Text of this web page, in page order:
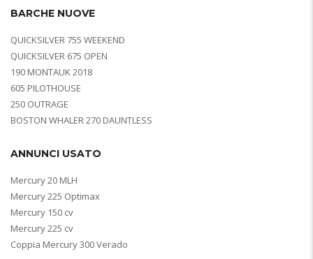
BARCHE NUOVE
QUICKSILVER 755 WEEKEND
QUICKSILVER 675 OPEN
190 MONTAUK 2018
605 PILOTHOUSE
250 OUTRAGE
BOSTON WHALER 270 DAUNTLESS
ANNUNCI USATO
Mercury 20 MLH
Mercury 225 Optimax
Mercury 150 cv
Mercury 225 cv
Coppia Mercury 300 Verado